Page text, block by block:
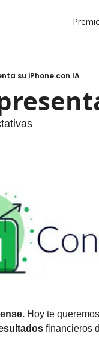
su iPhone con IA
Hoy te
financieros